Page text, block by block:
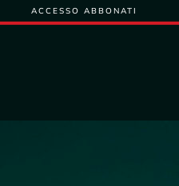
ACCESSO ABBONATI